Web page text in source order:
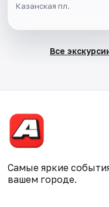
Казанская пл.
Все
Самые яркие
вашем городе.